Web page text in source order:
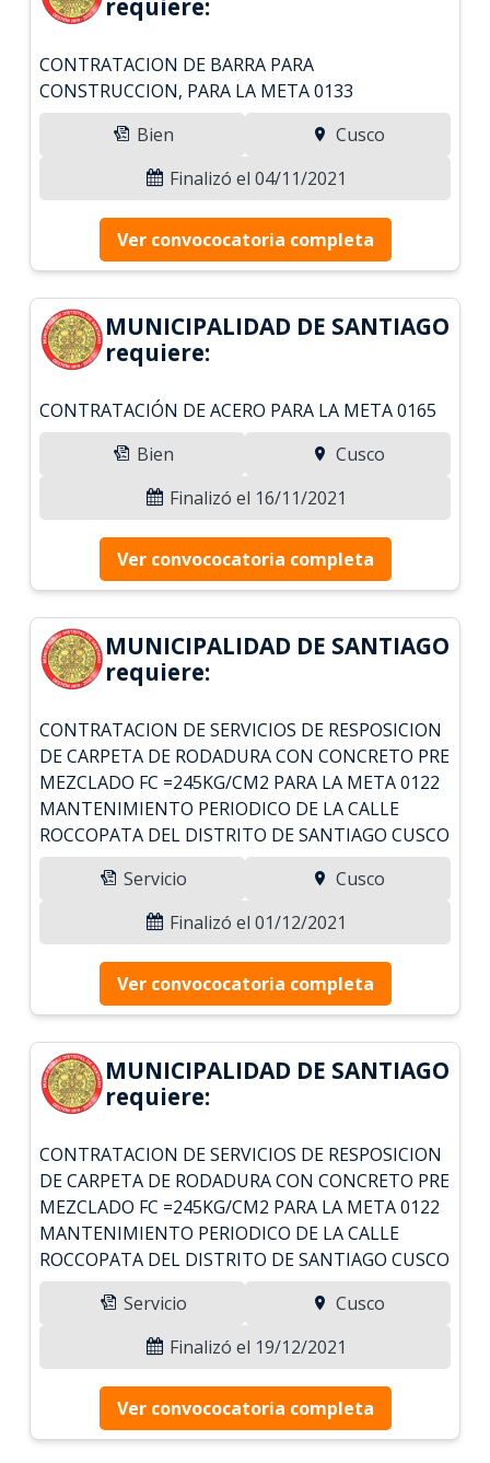
requiere:
CONTRATACION DE BARRA PARA
CONSTRUCCION, PARA LA META 0133
Bien
Cusco
Finalizó el 04/11/2021
Ver convococatoria completa
MUNICIPALIDAD DE SANTIAGO
requiere:
CONTRATACIÓN DE ACERO PARA LA META 0165
Bien
Cusco
Finalizó el 16/11/2021
Ver convococatoria completa
MUNICIPALIDAD DE SANTIAGO
requiere:
CONTRATACION DE SERVICIOS DE RESPOSICION
DE CARPETA DE RODADURA CON CONCRETO PRE
MEZCLADO FC =245KG/CM2 PARA LA META 0122
MANTENIMIENTO PERIODICO DE LA CALLE
ROCCOPATA DEL DISTRITO DE SANTIAGO CUSCO
Servicio
Cusco
Finalizó el 01/12/2021
Ver convococatoria completa
MUNICIPALIDAD DE SANTIAGO
requiere:
CONTRATACION DE SERVICIOS DE RESPOSICION
DE CARPETA DE RODADURA CON CONCRETO PRE
MEZCLADO FC =245KG/CM2 PARA LA META 0122
MANTENIMIENTO PERIODICO DE LA CALLE
ROCCOPATA DEL DISTRITO DE SANTIAGO CUSCO
Servicio
Cusco
Finalizó el 19/12/2021
Ver convococatoria completa